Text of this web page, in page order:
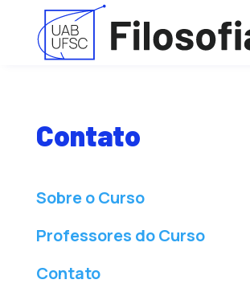
Contato
Sobre o Curso
Professores do Curso
Contato